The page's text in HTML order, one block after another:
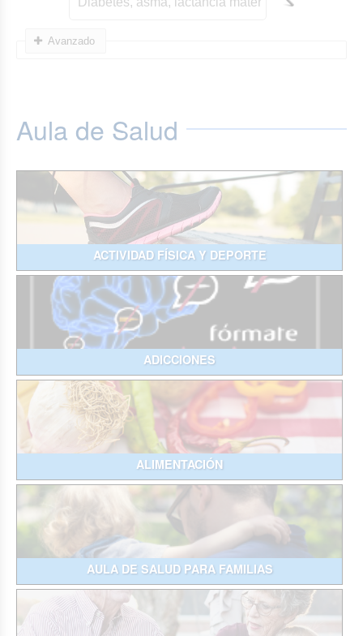
Avanzado
Aula de Salud
ACTIVIDAD FÍSICA Y DEPORTE
ADICCIONES
ALIMENTACIÓN
AULA DE SALUD PARA FAMILIAS